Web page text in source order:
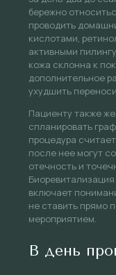
бережно
проводить
кислотами,
активными
кожа склонна к
дополнительное
ухудшить
Пациенту также
спланировать
процедура
после нее могут
отечность и
включает
не ставить прямо
мероприятием.
В день